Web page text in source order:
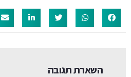
השארת תגובה